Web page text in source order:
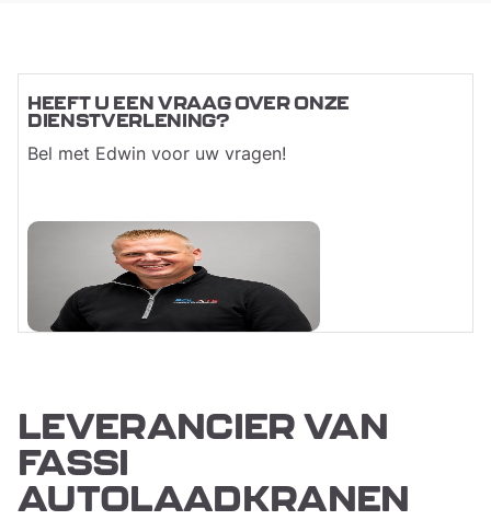
LEVERANCIER VAN
FASSI
AUTOLAADKRANEN
HEEFT U EEN VRAAG OVER ONZE
DIENSTVERLENING?
Bel met Edwin voor uw vragen!